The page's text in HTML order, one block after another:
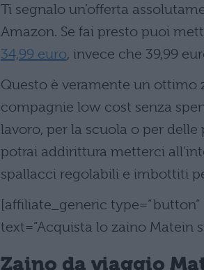
Ti segnalo un’offerta
Amazon. Se fai presto puoi
34,99 euro, invece che 39,99
Questo è veramente un ottimo
compagnie low cost senza
lavoro, per la scuola o per
potrai addirittura metterci
spallacci regolabili e imbottiti
[affiliate_generic
text=”Acquista lo zaino Matein
Zaino da viaggio